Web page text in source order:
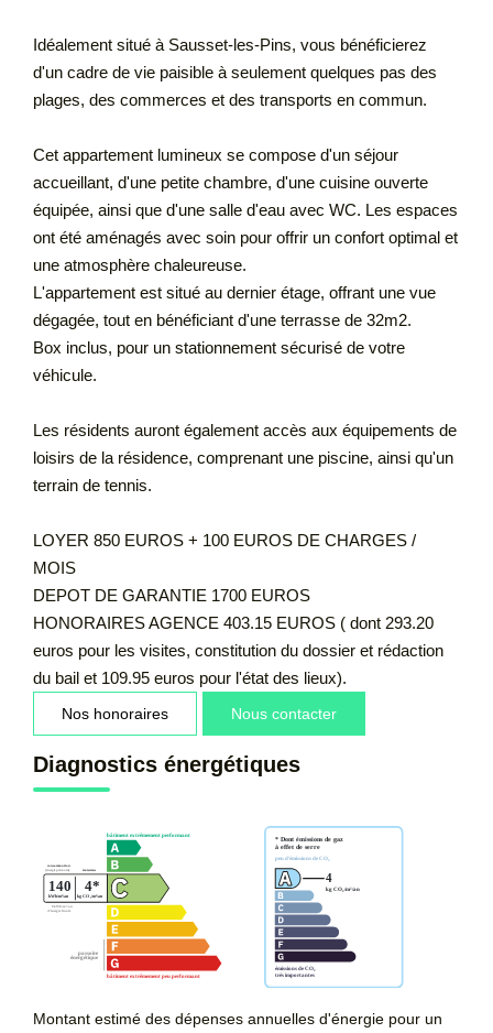
Idéalement situé à Sausset-les-Pins, vous bénéficierez
d'un cadre de vie paisible à seulement quelques pas des
plages, des commerces et des transports en commun.
Cet appartement lumineux se compose d'un séjour
accueillant, d'une petite chambre, d'une cuisine ouverte
équipée, ainsi que d'une salle d'eau avec WC. Les espaces
ont été aménagés avec soin pour offrir un confort optimal et
une atmosphère chaleureuse.
L'appartement est situé au dernier étage, offrant une vue
dégagée, tout en bénéficiant d'une terrasse de 32m2.
Box inclus, pour un stationnement sécurisé de votre
véhicule.
Les résidents auront également accès aux équipements de
loisirs de la résidence, comprenant une piscine, ainsi qu'un
terrain de tennis.
LOYER 850 EUROS + 100 EUROS DE CHARGES /
MOIS
DEPOT DE GARANTIE 1700 EUROS
HONORAIRES AGENCE 403.15 EUROS ( dont 293.20
euros pour les visites, constitution du dossier et rédaction
du bail et 109.95 euros pour l'état des lieux).
Nos honoraires Nous contacter
Diagnostics énergétiques
Montant estimé des dépenses annuelles d'énergie pour un